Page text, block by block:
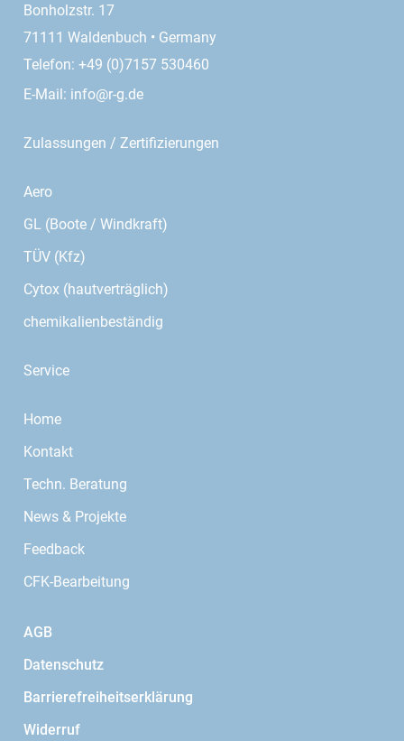
Bonholzstr. 17
71111 Waldenbuch • Germany
Telefon: +49 (0)7157 530460
E-Mail: info@r-g.de
Zulassungen / Zertifizierungen
Aero
GL (Boote / Windkraft)
TÜV (Kfz)
Cytox (hautverträglich)
chemikalienbeständig
Service
Home
Kontakt
Techn. Beratung
News & Projekte
Feedback
CFK-Bearbeitung
AGB
Datenschutz
Barrierefreiheitserklärung
Widerruf